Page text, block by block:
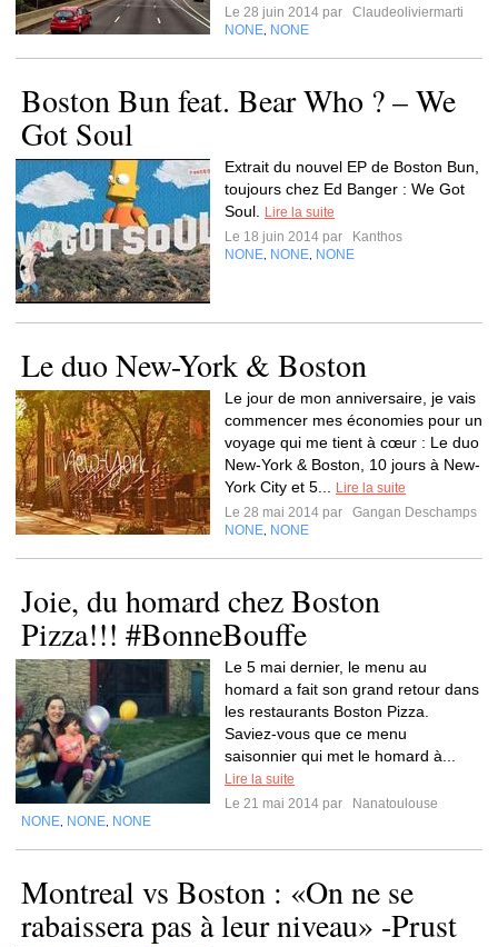
Le 28 juin 2014 par
Claudeoliviermarti
NONE NONE
Boston Bun feat. Bear Who ? – We
Got Soul
Extrait du nouvel EP de Boston Bun,
toujours chez Ed Banger : We Got
Soul.
Lire la suite
Le 18 juin 2014 par
Kanthos
NONE NONE NONE
Le duo New-York & Boston
Le jour de mon anniversaire, je vais
commencer mes économies pour un
voyage qui me tient à cœur : Le duo
New-York & Boston, 10 jours à New-
York City et 5...
Lire la suite
Le 28 mai 2014 par
Gangan Deschamps
NONE NONE
Joie, du homard chez Boston
Pizza!!! #BonneBouffe
Le 5 mai dernier, le menu au
homard a fait son grand retour dans
les restaurants Boston Pizza.
Saviez-vous que ce menu
saisonnier qui met le homard à...
Lire la suite
Le 21 mai 2014 par
Nanatoulouse
NONE NONE NONE
Montreal vs Boston : «On ne se
rabaissera pas à leur niveau» -Prust